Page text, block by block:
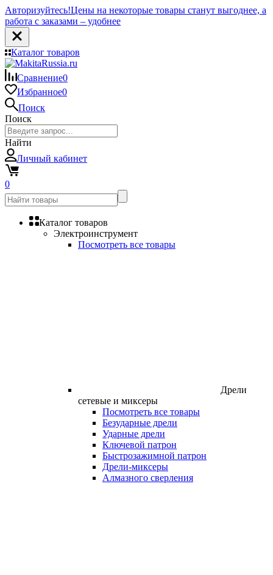
Авторизуйтесь!Цены на некоторые товары станут выгоднее, а
работа с заказами – удобнее
Каталог товаров
Сравнение0
Избранное0
Поиск
Поиск
Найти
Личный кабинет
0
Каталог товаров
Электроинструмент
Посмотреть все товары
Дрели
сетевые и миксеры
Посмотреть все товары
Безударные дрели
Ударные дрели
Ключевой патрон
Быстрозажимной патрон
Дрели-миксеры
Алмазного сверления